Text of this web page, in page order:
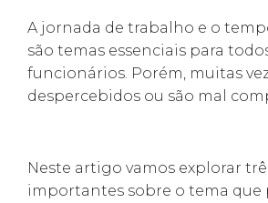
A jornada de trabalho e o
são temas essenciais para
funcionários. Porém, muitas
despercebidos ou são mal
Neste artigo vamos explorar
importantes sobre o tema que